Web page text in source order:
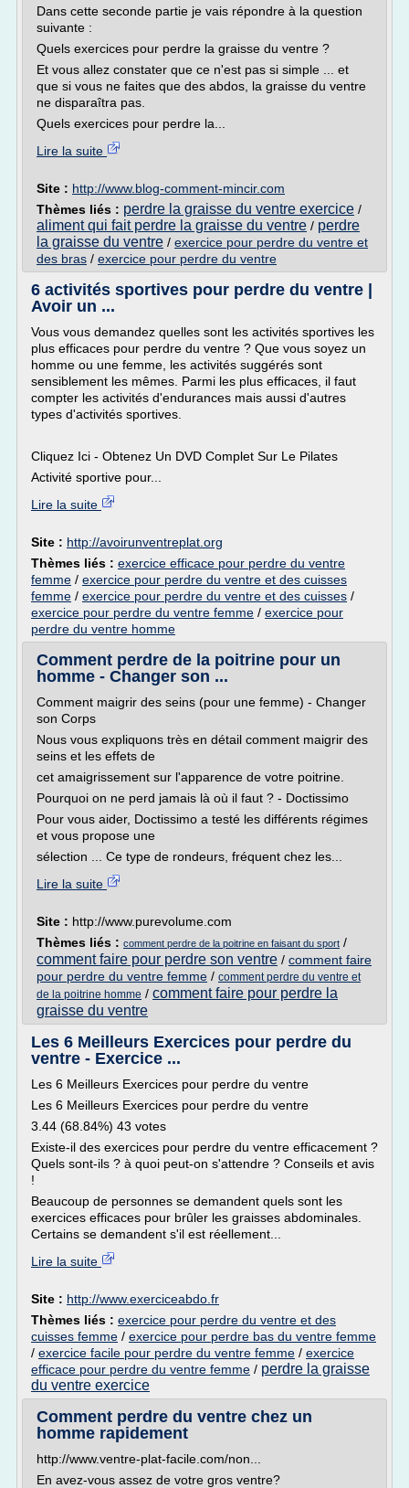
Dans cette seconde partie je vais répondre à la question
suivante :
Quels exercices pour perdre la graisse du ventre ?
Et vous allez constater que ce n'est pas si simple ... et
que si vous ne faites que des abdos, la graisse du ventre
ne disparaîtra pas.
Quels exercices pour perdre la...
Lire la suite
Site : http://www.blog-comment-mincir.com
Thèmes liés : perdre la graisse du ventre exercice /
aliment qui fait perdre la graisse du ventre / perdre
la graisse du ventre / exercice pour perdre du ventre et
des bras / exercice pour perdre du ventre
6 activités sportives pour perdre du ventre |
Avoir un ...
Vous vous demandez quelles sont les activités sportives les
plus efficaces pour perdre du ventre ? Que vous soyez un
homme ou une femme, les activités suggérés sont
sensiblement les mêmes. Parmi les plus efficaces, il faut
compter les activités d'endurances mais aussi d'autres
types d'activités sportives.
Cliquez Ici - Obtenez Un DVD Complet Sur Le Pilates
Activité sportive pour...
Lire la suite
Site : http://avoirunventreplat.org
Thèmes liés : exercice efficace pour perdre du ventre
femme / exercice pour perdre du ventre et des cuisses
femme / exercice pour perdre du ventre et des cuisses /
exercice pour perdre du ventre femme / exercice pour
perdre du ventre homme
Comment perdre de la poitrine pour un
homme - Changer son ...
Comment maigrir des seins (pour une femme) - Changer
son Corps
Nous vous expliquons très en détail comment maigrir des
seins et les effets de
cet amaigrissement sur l'apparence de votre poitrine.
Pourquoi on ne perd jamais là où il faut ? - Doctissimo
Pour vous aider, Doctissimo a testé les différents régimes
et vous propose une
sélection ... Ce type de rondeurs, fréquent chez les...
Lire la suite
Site : http://www.purevolume.com
Thèmes liés : comment perdre de la poitrine en faisant du sport /
comment faire pour perdre son ventre / comment faire
pour perdre du ventre femme / comment perdre du ventre et
de la poitrine homme / comment faire pour perdre la
graisse du ventre
Les 6 Meilleurs Exercices pour perdre du
ventre - Exercice ...
Les 6 Meilleurs Exercices pour perdre du ventre
Les 6 Meilleurs Exercices pour perdre du ventre
3.44 (68.84%) 43 votes
Existe-il des exercices pour perdre du ventre efficacement ?
Quels sont-ils ? à quoi peut-on s'attendre ? Conseils et avis
!
Beaucoup de personnes se demandent quels sont les
exercices efficaces pour brûler les graisses abdominales.
Certains se demandent s'il est réellement...
Lire la suite
Site : http://www.exerciceabdo.fr
Thèmes liés : exercice pour perdre du ventre et des
cuisses femme / exercice pour perdre bas du ventre femme
/ exercice facile pour perdre du ventre femme / exercice
efficace pour perdre du ventre femme / perdre la graisse
du ventre exercice
Comment perdre du ventre chez un
homme rapidement
http://www.ventre-plat-facile.com/non...
En avez-vous assez de votre gros ventre?